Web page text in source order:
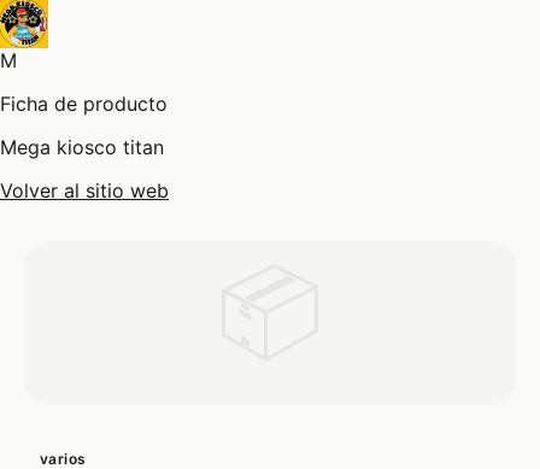
M
Ficha de producto
Mega kiosco titan
Volver al sitio web
varios